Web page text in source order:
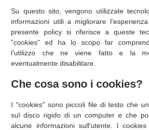
Su questo sito, vengono utilizzate
informazioni utili a migliorare
presente policy si riferisce a queste
"cookies" ed ha lo scopo far
l’utilizzo che ne viene fatto e la
eventualmente disabilitare.
Che cosa sono i cookies?
I "cookies" sono piccoli file di testo che
sul disco rigido di un computer e che
alcune informazioni sull'utente. I